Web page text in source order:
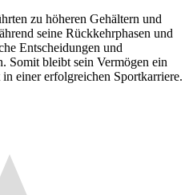
zu höheren Gehältern und
seine Rückkehrphasen und
Entscheidungen und
Somit bleibt sein Vermögen ein
einer erfolgreichen Sportkarriere.